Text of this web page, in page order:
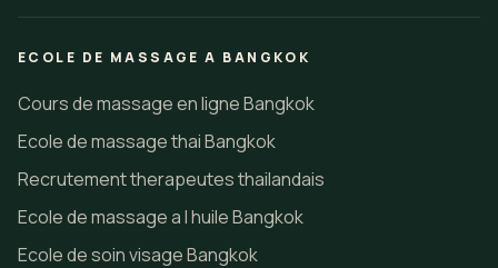
ECOLE DE MASSAGE A BANGKOK
Cours de massage en ligne Bangkok
Ecole de massage thai Bangkok
Recrutement therapeutes thailandais
Ecole de massage a l huile Bangkok
Ecole de soin visage Bangkok